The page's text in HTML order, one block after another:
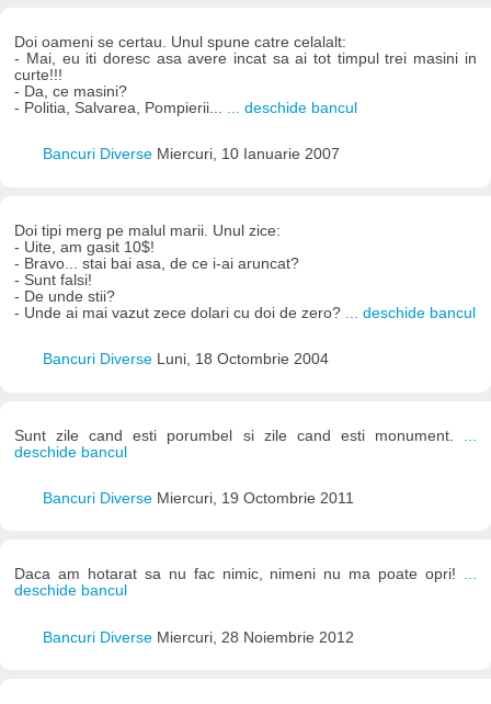
Doi oameni se certau. Unul spune catre celalalt:
- Mai, eu iti doresc asa avere incat sa ai tot timpul trei masini in
curte!!!
- Da, ce masini?
- Politia, Salvarea, Pompierii... ... deschide bancul
Bancuri Diverse Miercuri, 10 Ianuarie 2007
Doi tipi merg pe malul marii. Unul zice:
- Uite, am gasit 10$!
- Bravo... stai bai asa, de ce i-ai aruncat?
- Sunt falsi!
- De unde stii?
- Unde ai mai vazut zece dolari cu doi de zero?
... deschide bancul
Bancuri Diverse Luni, 18 Octombrie 2004
Sunt zile cand esti porumbel si zile cand esti monument.
deschide bancul
Bancuri Diverse Miercuri, 19 Octombrie 2011
Daca am hotarat sa nu fac nimic, nimeni nu ma poate opri! ...
deschide bancul
Bancuri Diverse Miercuri, 28 Noiembrie 2012